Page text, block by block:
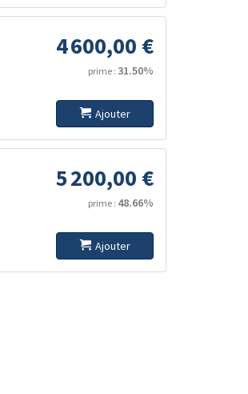
4 600,00 €
prime : 31.50%
Ajouter
5 200,00 €
prime : 48.66%
Ajouter